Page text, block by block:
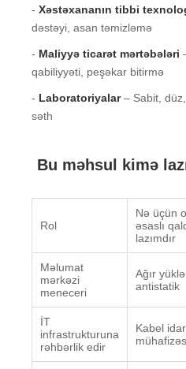
-Xəstəxananın tibbi
dəstəyi, asan təmizləmə
- Maliyyə ticarət mərtəbələri
qabiliyyəti, peşəkar bitirmə
- Laboratoriyalar– Sabit,
səth
Bu məhsul kimə
Rol
Nə üçün
əsaslı
lazımdır
Məlumat
mərkəzi
meneceri
Ağır
antistatik
İT
infrastrukturuna
rəhbərlik edir
Kabel